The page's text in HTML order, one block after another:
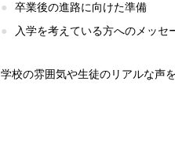
卒業後の進路に向けた準備
入学を考えている方へのメッセ
学校の雰囲気や生徒のリアルな声